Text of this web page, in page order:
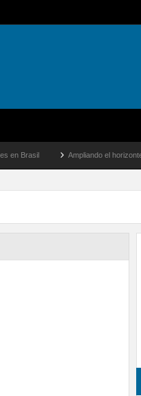
Ampliando el horizonte: